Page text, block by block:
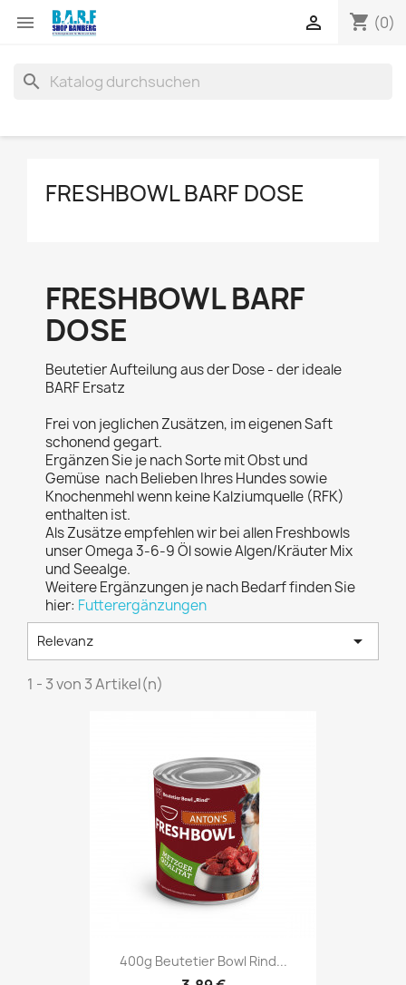
 shopping_cart (0)

search
FRESHBOWL BARF DOSE
FRESHBOWL BARF
DOSE
Beutetier Aufteilung aus der Dose - der ideale
BARF Ersatz
Frei von jeglichen Zusätzen, im eigenen Saft
schonend gegart.
Ergänzen Sie je nach Sorte mit Obst und
Gemüse nach Belieben Ihres Hundes sowie
Knochenmehl wenn keine Kalziumquelle (RFK)
enthalten ist.
Als Zusätze empfehlen wir bei allen Freshbowls
unser Omega 3-6-9 Öl sowie Algen/Kräuter Mix
und Seealge.
Weitere Ergänzungen je nach Bedarf finden Sie
hier: Futterergänzungen
Relevanz 
1 - 3 von 3 Artikel(n)
400g Beutetier Bowl Rind...